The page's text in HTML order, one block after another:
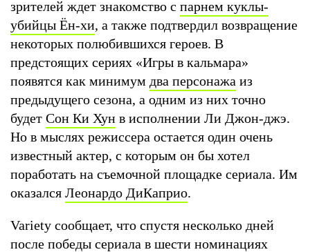
зрителей ждет знакомство с парнем куклы-
убийцы Ён-хи, а также подтвердил возвращение
некоторых полюбившихся героев. В
предстоящих сериях «Игры в кальмара»
появятся как минимум два персонажа из
предыдущего сезона, а одним из них точно
будет Сон Ки Хун в исполнении Ли Джон-джэ.
Но в мыслях режиссера остается один очень
известный актер, с которым он бы хотел
поработать на съемочной площадке сериала. Им
оказался Леонардо ДиКаприо.
Variety сообщает, что спустя несколько дней
после победы сериала в шести номинациях